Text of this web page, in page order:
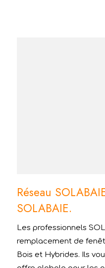
Réseau
SOLABAIE.
Les professionnels
remplacement de
Bois et Hybrides. Ils